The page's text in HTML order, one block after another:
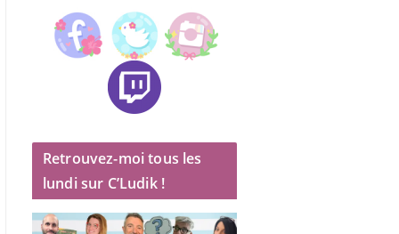
Retrouvez-moi tous les
lundi sur C’Ludik !